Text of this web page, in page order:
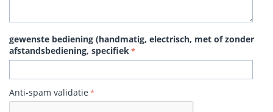
gewenste bediening (handmatig, electrisch, met of zonder
afstandsbediening, specifiek
Anti-spam validatie